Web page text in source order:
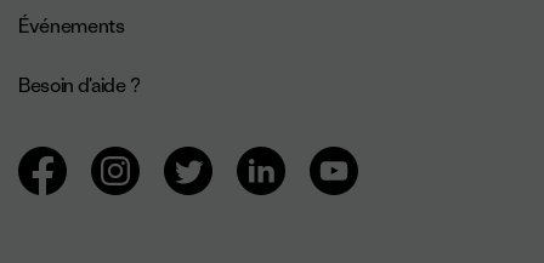
Événements
Besoin d'aide ?
Navigation des réseaux sociaux.